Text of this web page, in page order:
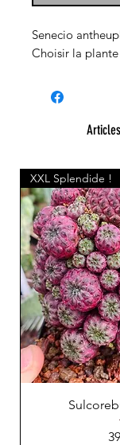
Senecio
Choisir la
XXL Splendide !